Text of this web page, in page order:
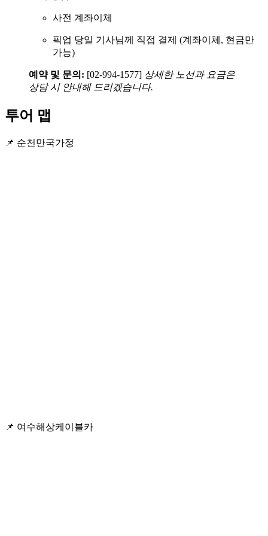
사전 계좌이체
픽업 당일 기사님께 직접 결제 (계좌이체, 현금만
가능)
예약 및 문의: [02-994-1577] 상세한 노선과 요금은
상담 시 안내해 드리겠습니다.
투어 맵
📌 순천만국가정
📌 여수해상케이블카